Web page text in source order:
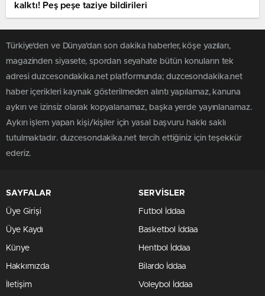
kalktı! Peş peşe taziye bildirileri
Türkiye'den ve Dünya’dan son dakika haberler, köşe yazıları,
magazinden siyasete, spordan seyahate bütün konuların tek
adresi duzcesondakika.net platformunda; duzcesondakika.net
haber içerikleri kaynak gösterilmeden alıntı yapılamaz, kanuna
aykırı ve izinsiz olarak kopyalanamaz, başka yerde yayınlanamaz.
Aykırı işlem yapan kişi/kişiler için yasal başvuru hakkı saklı
tutulmaktadır. duzcesondakika.net tercih ettiğiniz için teşekkür
ederiz.
SAYFALAR
Üye Girişi
Üye Kaydı
Künye
Hakkımızda
İletişim
SERVİSLER
Futbol İddaa
Basketbol İddaa
Hentbol İddaa
Bilardo İddaa
Voleybol İddaa